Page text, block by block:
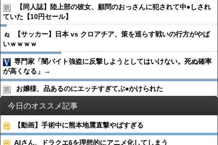
【同人誌】陸上部の彼女、顧問のおっさんに犯されて中●︎しされ
ていた【10円セール】
【サッカー】日本 vs クロアチア、策を巡らす戦いの行方がやば
いｗｗｗｗ
専門家「闇バイト強盗に反撃しようとしてはいけない。死ぬ確率
が高くなる」→
お嬢様、品あるのにエッチすぎてぶ●︎かけられた
今日のオススメ記事
【動画】手術中に熊本地震直撃やばすぎる
AIさん、ドラクエ6を理想的にアニメ化してしまう